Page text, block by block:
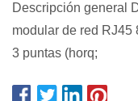
Descripción general
modular de red RJ45
3 puntas (horq;